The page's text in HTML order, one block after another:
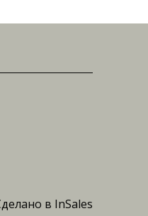
в InSales